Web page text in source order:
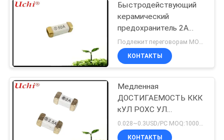
Быстродействующий
керамический
предохранитель 2А
250В
Подлежит переговорам MOQ:2000 штук
КОНТАКТЫ
Медленная
ДОСТИГАЕМОСТЬ ККК
кУЛ РОХС УЛ
взрывателей
держателя
КОНТАКТЫ